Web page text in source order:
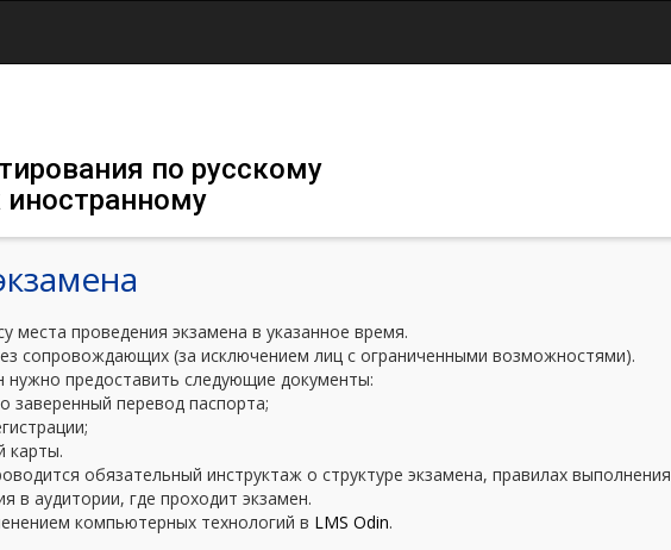
по русскому
места проведения экзамена в указанное время.
сопровождающих (за исключением лиц с ограниченными возможностями).
нужно предоставить следующие документы:
заверенный перевод паспорта;
карты.
обязательный инструктаж о структуре экзамена, правилах выполнения
в аудитории, где проходит экзамен.
компьютерных технологий в LMS Odin.